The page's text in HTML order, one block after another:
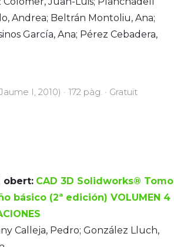
Andrea; Beltrán Montoliu, Ana;
García, Ana; Pérez Cebadera,
I, 2010) · 172 pàg. · Gratuït
obert: CAD 3D Solidworks® Tomo
básico (2ª edición) VOLUMEN 4
Calleja, Pedro; González Lluch,